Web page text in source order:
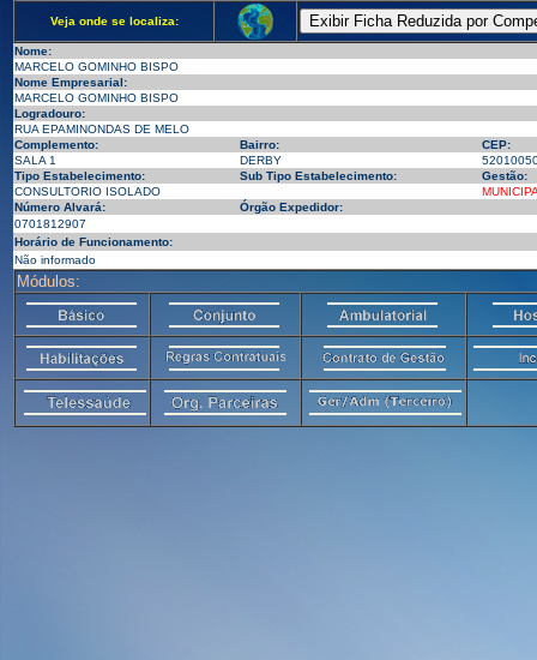
Veja onde se localiza:
Nome:
MARCELO GOMINHO BISPO
Nome Empresarial:
MARCELO GOMINHO BISPO
Logradouro:
RUA EPAMINONDAS DE MELO
Complemento:
Bairro:
CEP:
SALA 1
DERBY
Tipo Estabelecimento:
Sub Tipo Estabelecimento:
Gestão:
CONSULTORIO ISOLADO
Número Alvará:
Órgão Expedidor:
0701812907
Horário de Funcionamento:
Não informado
Módulos: